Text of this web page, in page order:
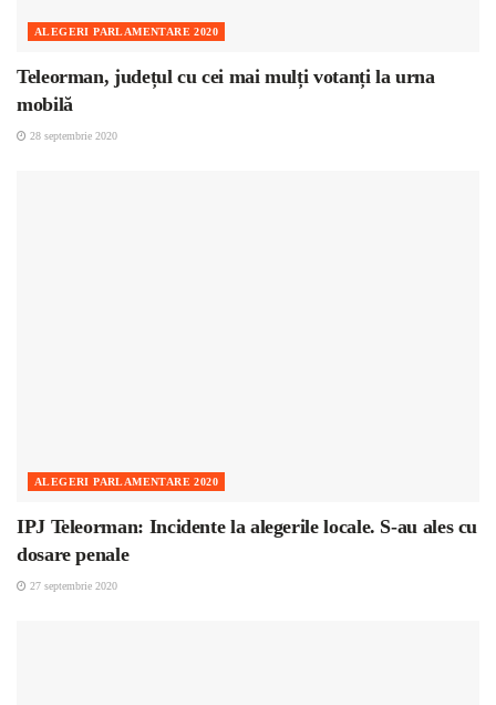
ALEGERI PARLAMENTARE 2020
Teleorman, județul cu cei mai mulți votanți la urna
mobilă
28 septembrie 2020
ALEGERI PARLAMENTARE 2020
IPJ Teleorman: Incidente la alegerile locale. S-au ales cu
dosare penale
27 septembrie 2020